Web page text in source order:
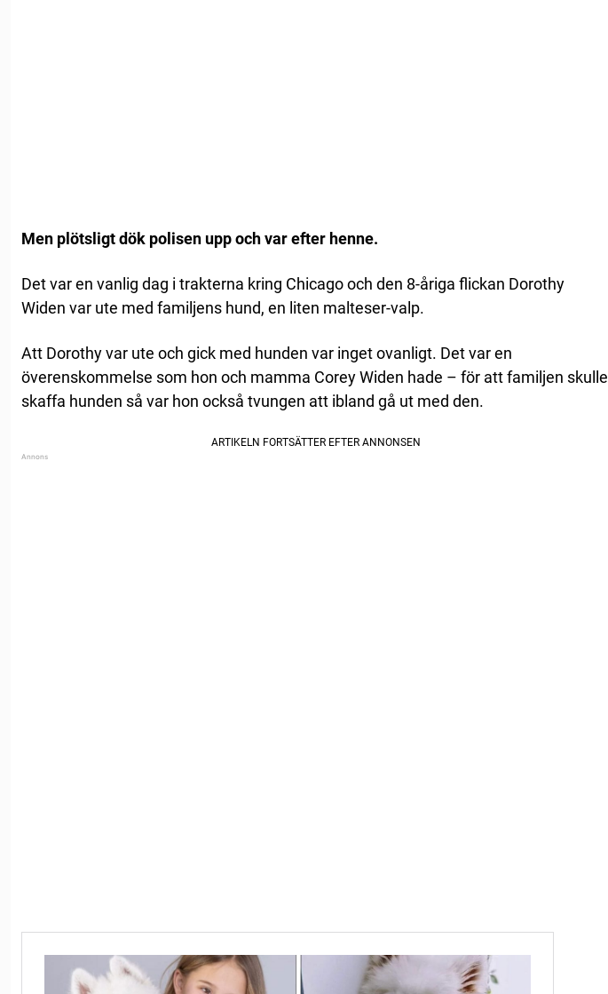
Men plötsligt dök polisen upp och var efter henne.
Det var en vanlig dag i trakterna kring Chicago och den 8-åriga flickan Dorothy
Widen var ute med familjens hund, en liten malteser-valp.
Att Dorothy var ute och gick med hunden var inget ovanligt. Det var en
överenskommelse som hon och mamma Corey Widen hade – för att familjen skulle
skaffa hunden så var hon också tvungen att ibland gå ut med den.